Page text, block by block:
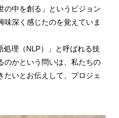
の中を創る」というビジョン
味深く感じたのを覚えていま
処理（NLP）」と呼ばれる技
のかという問いは、私たちの
たいとお伝えして、プロジェ